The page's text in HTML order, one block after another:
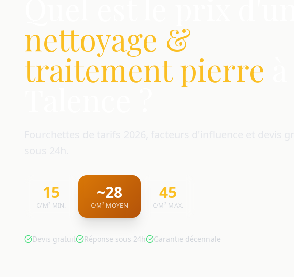
nettoyage &
traitement pierre
15
€/M² MIN.
~28
€/M² MOYEN
45
€/M² MAX.
Devis gratuit Réponse sous 24h Garantie décennale